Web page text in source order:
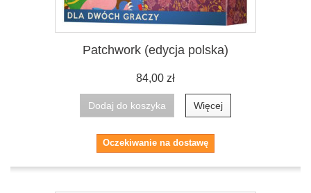
Patchwork (edycja polska)
84,00 zł
Dodaj do koszyka Więcej
Oczekiwanie na dostawę